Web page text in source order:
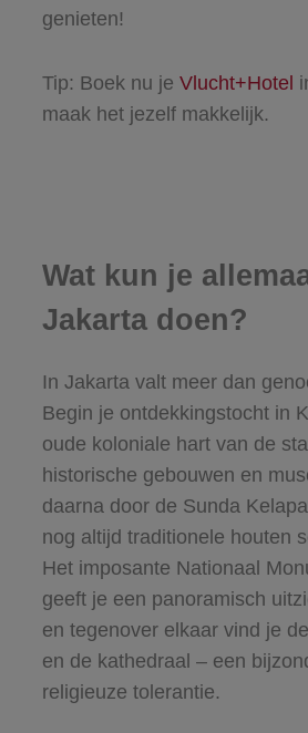
genieten!
Tip: Boek nu je Vlucht+Hotel
maak het jezelf makkelijk.
Wat kun je
Jakarta doen?
In Jakarta valt meer dan
Begin je ontdekkingstocht in
oude koloniale hart van de
historische gebouwen en
daarna door de Sunda
nog altijd traditionele houten
Het imposante Nationaal
geeft je een panoramisch
en tegenover elkaar vind je
en de kathedraal – een
religieuze tolerantie.